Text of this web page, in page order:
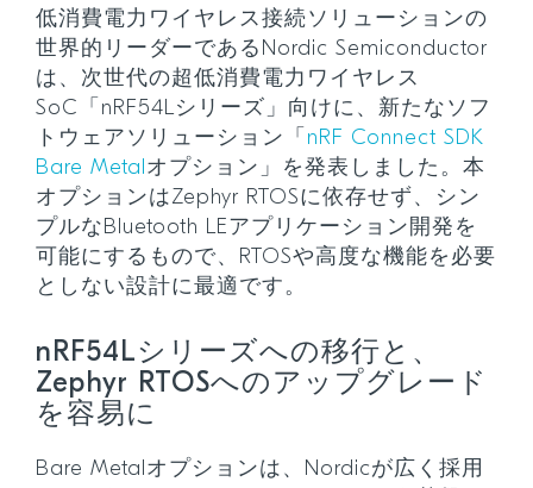
低消費電力ワイヤレス接続ソリューションの
世界的リーダーであるNordic Semiconductor
は、次世代の超低消費電力ワイヤレス
SoC「nRF54Lシリーズ」向けに、新たなソフ
トウェアソリューション「 nRF Connect SDK
Bare Metalオプション」を発表しました。本
オプションはZephyr RTOSに依存せず、シン
プルなBluetooth LEアプリケーション開発を
可能にするもので、RTOSや高度な機能を必要
としない設計に最適です。
nRF54Lシリーズへの移行と、
Zephyr RTOSへのアップグレード
を容易に
Bare Metalオプションは、Nordicが広く採用